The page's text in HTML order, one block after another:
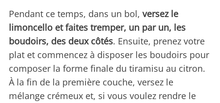
Pendant ce temps, dans un bol, versez le
limoncello et faites tremper, un par un, les
boudoirs, des deux côtés. Ensuite, prenez votre
plat et commencez à disposer les boudoirs pour
composer la forme finale du tiramisu au citron.
À la fin de la première couche, versez le
mélange crémeux et, si vous voulez rendre le